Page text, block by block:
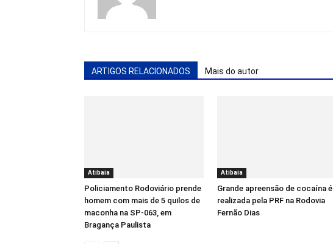
ARTIGOS RELACIONADOS Mais do autor
Atibaia
Policiamento Rodoviário prende
homem com mais de 5 quilos de
maconha na SP-063, em
Bragança Paulista
Atibaia
Grande apreensão de cocaína é
realizada pela PRF na Rodovia
Fernão Dias